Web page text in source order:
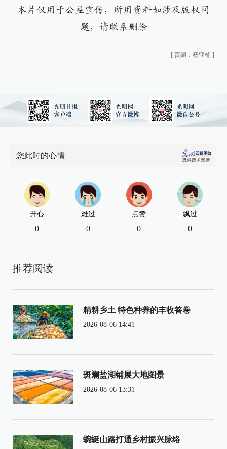
本片仅用于公益宣传，所用资料如涉及版权问
题，请联系删除
[ 责编：杨亚楠 ]
您此时的心情
开心
0
难过
0
点赞
0
飘过
0
推荐阅读
精耕乡土 特色种养的丰收答卷
2026-08-06 14:41
斑斓盐湖铺展大地图景
2026-08-06 13:31
蜿蜒山路打通乡村振兴脉络